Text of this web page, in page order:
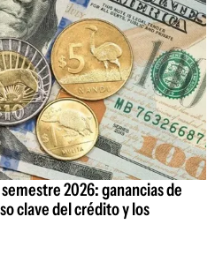
2026: ganancias de
clave del crédito y los